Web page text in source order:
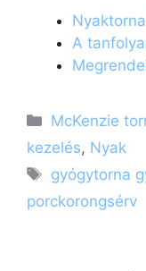
A
Kategória
McKenzie
kezelés, Nyak
Címkék
gyógytorna
porckorongsérv